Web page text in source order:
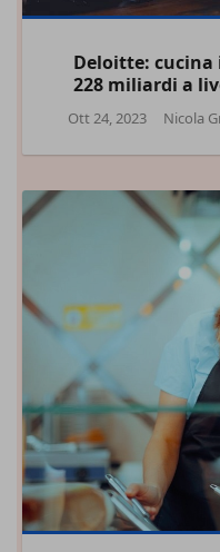
Deloitte: cucina
228 miliardi a
Ott 24, 2023 Nicola